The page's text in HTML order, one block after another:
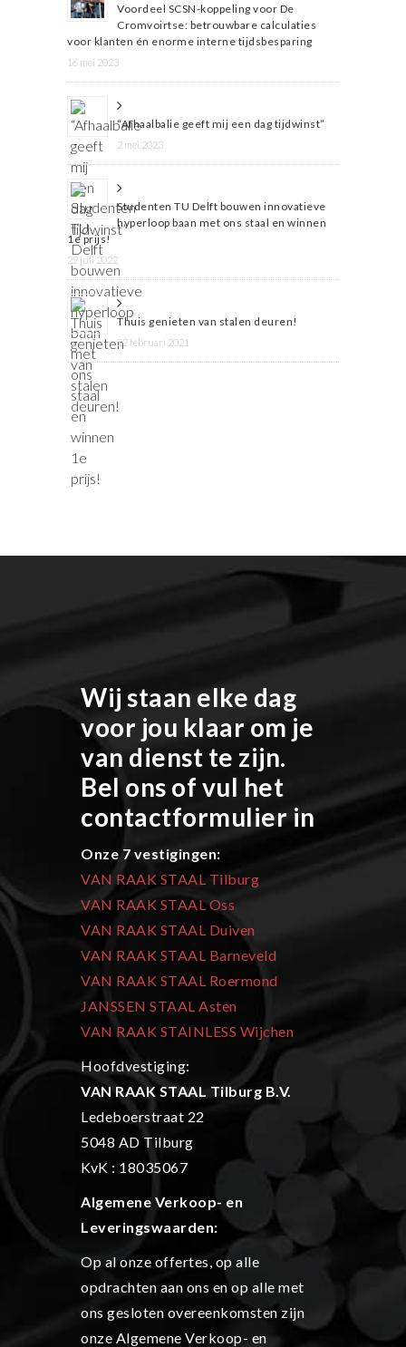
Voordeel SCSN-koppeling voor De
Cromvoirtse: betrouwbare calculaties
voor klanten én enorme interne tijdsbesparing
16 mei 2023
“Afhaalbalie geeft mij een dag tijdwinst”
2 mei 2023
Studenten TU Delft bouwen innovatieve
hyperloop baan met ons staal en winnen
1e prijs!
22 juli 2022
Thuis genieten van stalen deuren!
22 februari 2021
Wij staan elke dag
voor jou klaar om je
van dienst te zijn.
Bel ons of vul het
contactformulier in
Onze 7 vestigingen:
VAN RAAK STAAL Tilburg
VAN RAAK STAAL Oss
VAN RAAK STAAL Duiven
VAN RAAK STAAL Barneveld
VAN RAAK STAAL Roermond
JANSSEN STAAL Asten
VAN RAAK STAINLESS Wijchen
Hoofdvestiging:
VAN RAAK STAAL Tilburg B.V.
Ledeboerstraat 22
5048 AD Tilburg
KvK : 18035067
Algemene Verkoop- en
Leveringswaarden:
Op al onze offertes, op alle
opdrachten aan ons en op alle met
ons gesloten overeenkomsten zijn
onze Algemene Verkoop- en